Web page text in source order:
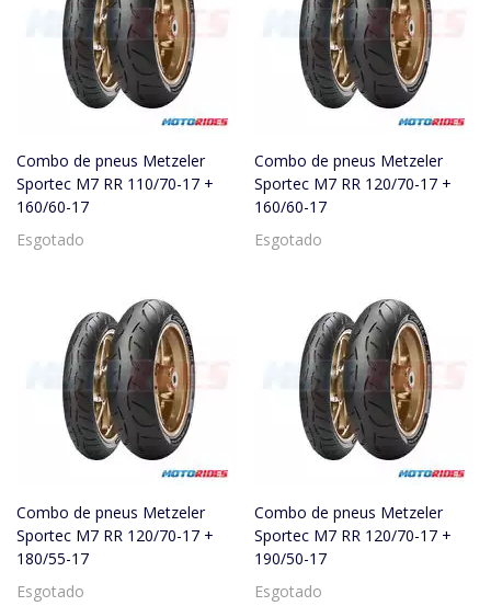
Combo de pneus Metzeler
Sportec M7 RR 110/70-17 +
160/60-17
Esgotado
Combo de pneus Metzeler
Sportec M7 RR 120/70-17 +
160/60-17
Esgotado
Combo de pneus Metzeler
Sportec M7 RR 120/70-17 +
180/55-17
Esgotado
Combo de pneus Metzeler
Sportec M7 RR 120/70-17 +
190/50-17
Esgotado